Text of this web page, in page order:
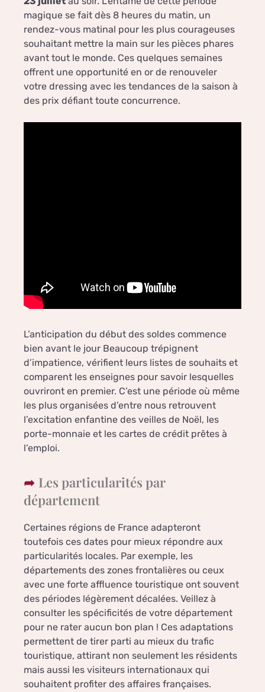
magique se fait dès 8 heures du matin, un
rendez-vous matinal pour les plus courageuses
souhaitant mettre la main sur les pièces phares
avant tout le monde. Ces quelques semaines
offrent une opportunité en or de renouveler
votre dressing avec les tendances de la saison à
des prix défiant toute concurrence.
L’anticipation du début des soldes commence
bien avant le jour Beaucoup trépignent
d’impatience, vérifient leurs listes de souhaits et
comparent les enseignes pour savoir lesquelles
ouvriront en premier. C’est une période où même
les plus organisées d’entre nous retrouvent
l’excitation enfantine des veilles de Noël, les
porte-monnaie et les cartes de crédit prêtes à
l’emploi.
Les particularités par
département
Certaines régions de France adapteront
toutefois ces dates pour mieux répondre aux
particularités locales. Par exemple, les
départements des zones frontalières ou ceux
avec une forte affluence touristique ont souvent
des périodes légèrement décalées. Veillez à
consulter les spécificités de votre département
pour ne rater aucun bon plan ! Ces adaptations
permettent de tirer parti au mieux du trafic
touristique, attirant non seulement les résidents
mais aussi les visiteurs internationaux qui
souhaitent profiter des affaires françaises.